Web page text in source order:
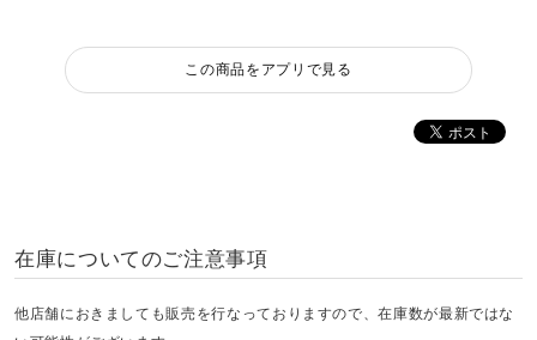
この商品をアプリで見る
在庫についてのご注意事項
他店舗におきましても販売を行なっておりますので、在庫数が最新ではな